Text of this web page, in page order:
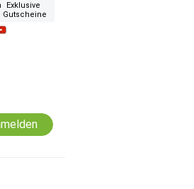
Exklusive
Gutscheine